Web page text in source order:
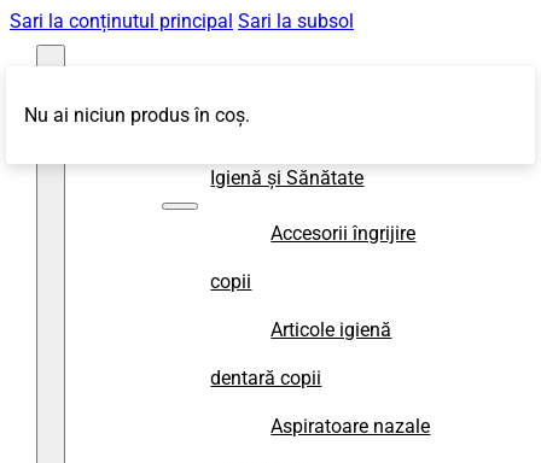
Sari la conținutul principal Sari la subsol
Igienă și Sănătate
Accesorii îngrijire
copii
Articole igienă
dentară copii
Aspiratoare nazale
Nu ai niciun produs în coș.